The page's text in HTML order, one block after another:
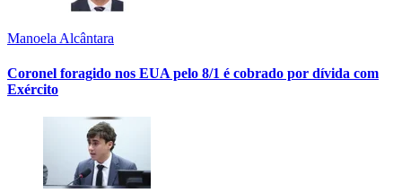
Manoela Alcântara
Coronel foragido nos EUA pelo 8/1 é cobrado por dívida com
Exército